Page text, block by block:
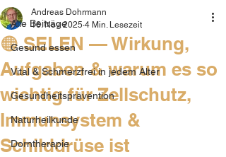
Alle Beiträge
Gesund essen
Vital & Schmerzfrei in jedem Alter
Gesundheitsprävention
Naturheilkunde
Dorntherapie
🟠 SELEN — Wirkung,
Aufgaben & warum es so
wichtig für Zellschutz,
Immunsystem &
Schilddrüse ist
Andreas Dohrmann
16. Nov. 2025 4 Min. Lesezeit